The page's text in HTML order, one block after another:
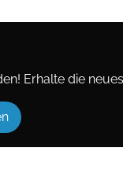
Erhalte die